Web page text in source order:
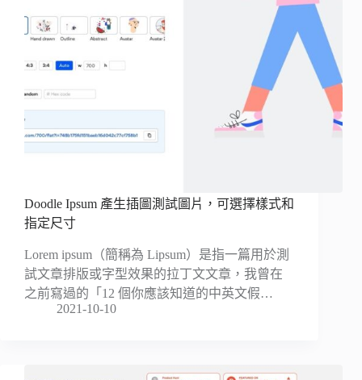
Doodle Ipsum 產生插圖測試圖片，可選擇樣式和
指定尺寸
Lorem ipsum（簡稱為 Lipsum）是指一篇用於測
試文章排版或字型效果的拉丁文文章，我曾在
之前寫過的「12 個你應該知道的中英文假…
2021-10-10